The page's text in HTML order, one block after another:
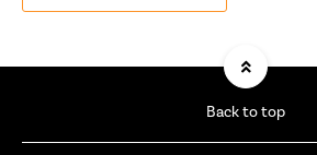
Back to top